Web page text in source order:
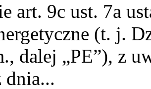
art. 9c ust. 7a
(t. j.
dalej „PE”), z
dnia...